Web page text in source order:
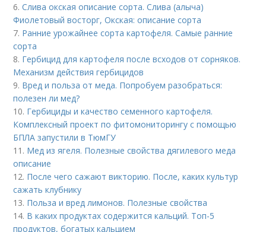
6.Слива окская описание сорта. Слива (алыча)
Фиолетовый восторг, Окская: описание сорта
7. Ранние урожайнее сорта картофеля. Самые ранние
сорта
8. Гербицид для картофеля после всходов от сорняков.
Механизм действия гербицидов
9. Вред и польза от меда. Попробуем разобраться:
полезен ли мед?
10. Гербициды и качество семенного картофеля.
Комплексный проект по фитомониторингу с помощью
БПЛА запустили в ТюмГУ
11. Мед из ягеля. Полезные свойства дягилевого меда
описание
12. После чего сажают викторию. После, каких культур
сажать клубнику
13. Польза и вред лимонов. Полезные свойства
14. В каких продуктах содержится кальций. Топ-5
продуктов, богатых кальцием